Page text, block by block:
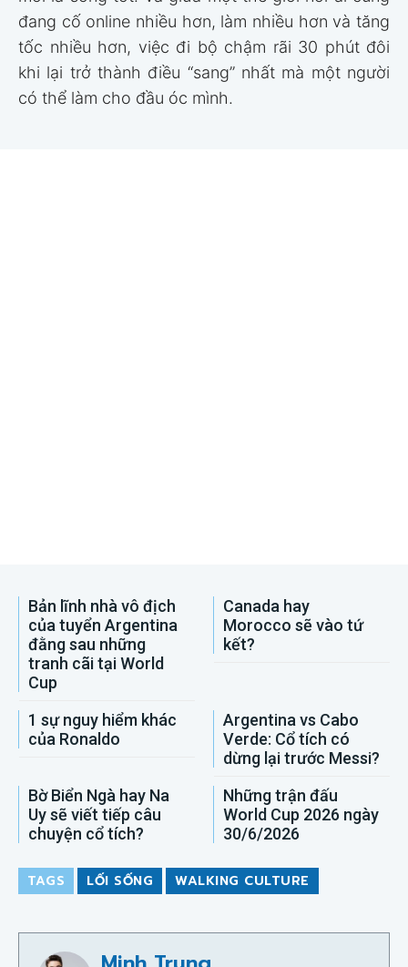
đang cố online nhiều hơn, làm nhiều hơn và tăng
tốc nhiều hơn, việc đi bộ chậm rãi 30 phút đôi
khi lại trở thành điều “sang” nhất mà một người
có thể làm cho đầu óc mình.
Bản lĩnh nhà vô địch
của tuyển Argentina
đằng sau những
tranh cãi tại World
Cup
Canada hay
Morocco sẽ vào tứ
kết?
1 sự nguy hiểm khác
của Ronaldo
Argentina vs Cabo
Verde: Cổ tích có
dừng lại trước Messi?
Bờ Biển Ngà hay Na
Uy sẽ viết tiếp câu
chuyện cổ tích?
Những trận đấu
World Cup 2026 ngày
30/6/2026
TAGS LỐI SỐNG WALKING CULTURE